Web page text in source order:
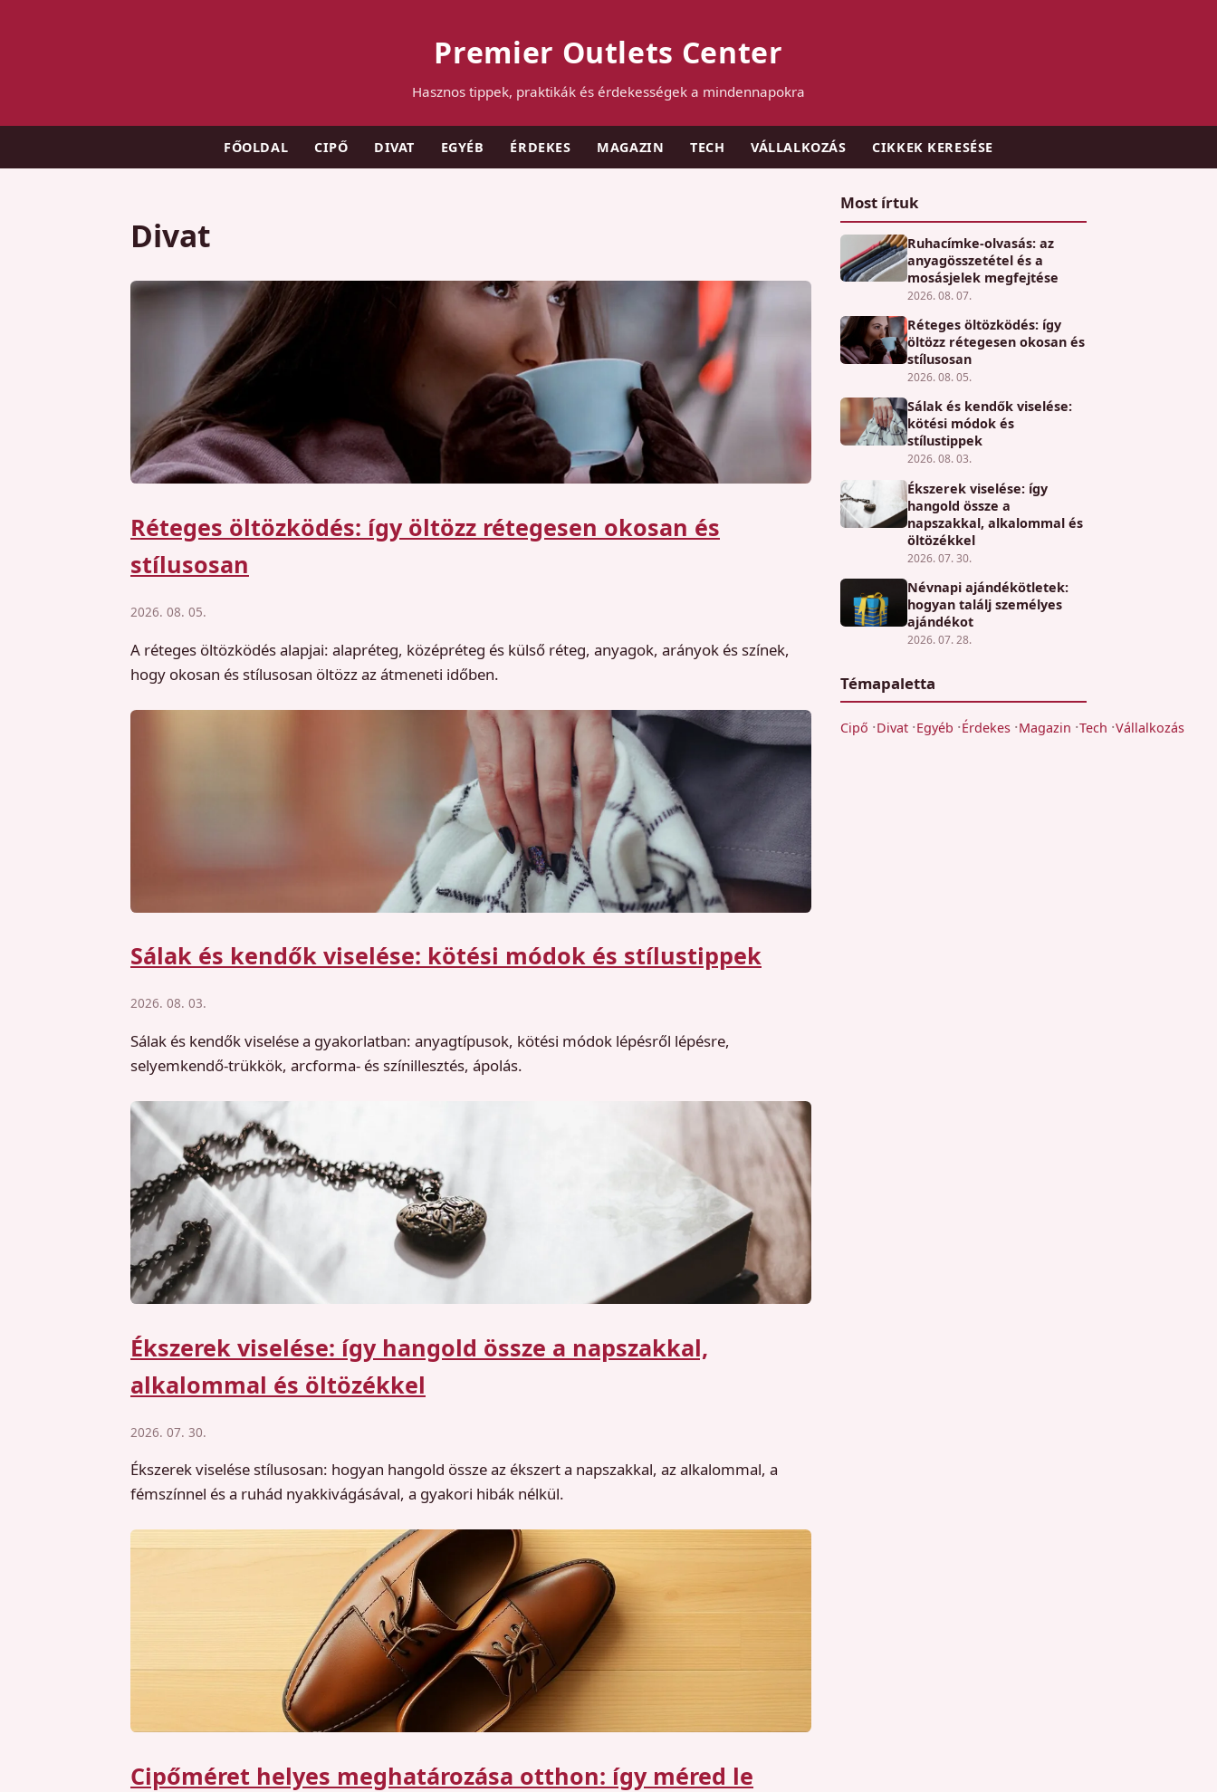
Premier Outlets Center
Hasznos tippek, praktikák és érdekességek a mindennapokra
FŐOLDAL CIPŐ DIVAT EGYÉB ÉRDEKES MAGAZIN TECH VÁLLALKOZÁS CIKKEK KERESÉSE
Divat
Réteges öltözködés: így öltözz rétegesen okosan és
stílusosan
2026. 08. 05.
A réteges öltözködés alapjai: alapréteg, középréteg és külső réteg, anyagok, arányok és színek,
hogy okosan és stílusosan öltözz az átmeneti időben.
Sálak és kendők viselése: kötési módok és stílustippek
2026. 08. 03.
Sálak és kendők viselése a gyakorlatban: anyagtípusok, kötési módok lépésről lépésre,
selyemkendő-trükkök, arcforma- és színillesztés, ápolás.
Ékszerek viselése: így hangold össze a napszakkal,
alkalommal és öltözékkel
2026. 07. 30.
Ékszerek viselése stílusosan: hogyan hangold össze az ékszert a napszakkal, az alkalommal, a
fémszínnel és a ruhád nyakkivágásával, a gyakori hibák nélkül.
Cipőméret helyes meghatározása otthon: így méred le
Most írtuk
Ruhacímke-olvasás: az
anyagösszetétel és a
mosásjelek megfejtése
2026. 08. 07.
Réteges öltözködés: így
öltözz rétegesen okosan és
stílusosan
2026. 08. 05.
Sálak és kendők viselése:
kötési módok és
stílustippek
2026. 08. 03.
Ékszerek viselése: így
hangold össze a
napszakkal, alkalommal és
öltözékkel
2026. 07. 30.
Névnapi ajándékötletek:
hogyan találj személyes
ajándékot
2026. 07. 28.
Témapaletta
Cipő Divat Egyéb Érdekes Magazin Tech Vállalkozás